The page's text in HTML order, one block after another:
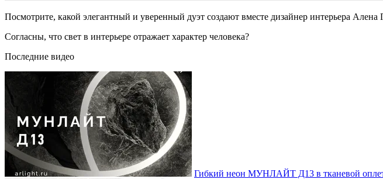
Посмотрите, какой элегантный и уверенный дуэт создают вместе дизайнер интерьера
Согласны, что свет в интерьере отражает характер человека?
Последние видео
Гибкий неон МУНЛАЙТ Д13 в тканевой